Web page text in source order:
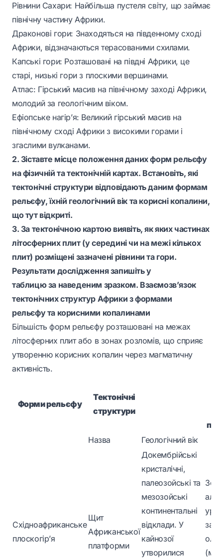
Рівнини Сахари: Найбільша пустеля світу, що займає
північну частину Африки.
Драконові гори: Знаходяться на південному сході
Африки, відзначаються терасованими схилами.
Капські гори: Розташовані на півдні Африки, це
старі, низькі гори з плоскими вершинами.
Атлас: Гірський масив на північному заході Африки,
молодий за геологічним віком.
Ефіопське нагір’я: Великий гірський масив на
північному сході Африки з високими горами і
згаслими вулканами.
2. Зіставте місце положення даних форм рельєфу
на фізичній та тектонічній картах. Встановіть, які
тектонічні структури відповідають даним формам
рельєфу, їхній геологічний вік та корисні копалини,
що тут відкриті.
3. За тектонічною картою виявіть, як яких частинах
літосферних плит (у середині чи на межі кількох
плит) розміщені зазначені рівнини та гори.
Результати дослідження запишіть у
таблицю за наведеним зразком. Взаємозв’язок
тектонічних структур Африки з формами
рельєфу та корисними копалинами
Більшість форм рельєфу розташовані на межах
літосферних плит або в зонах розломів, що сприяє
утворенню корисних копалин через магматичну
активність.
Форми рельєфу
Тектонічні
структури
Назва
Геологічний вік
Східноафриканське
плоскогір’я
Щит
Африканської
платформи
Докембрійські
кристалічні,
палеозойські та
мезозойські
континентальні
відклади. У
кайнозої
утворилися